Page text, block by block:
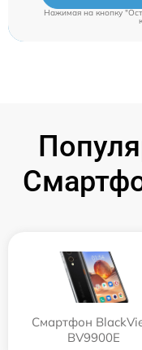
Нажимая на кнопку
Смартфон
BV9900E